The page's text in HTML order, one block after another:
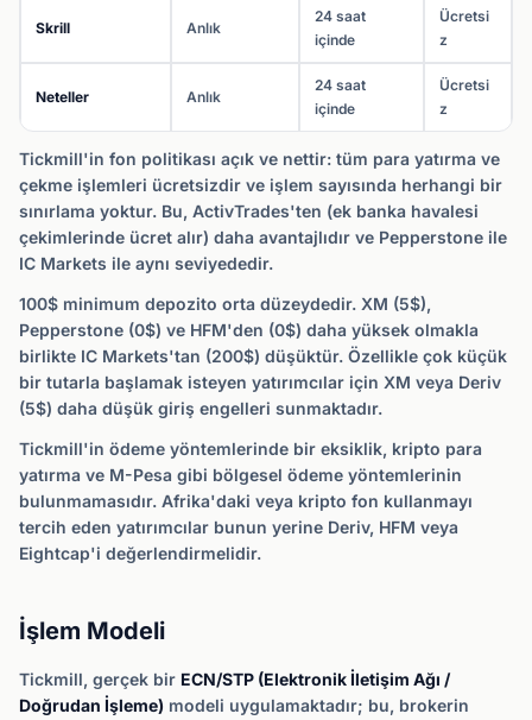
Skrill Anlık
24 saat
içinde
Ücretsi
z
Neteller Anlık
24 saat
içinde
Ücretsi
z
Tickmill'in fon politikası açık ve nettir: tüm para yatırma ve
çekme işlemleri ücretsizdir ve işlem sayısında herhangi bir
sınırlama yoktur. Bu, ActivTrades'ten (ek banka havalesi
çekimlerinde ücret alır) daha avantajlıdır ve Pepperstone ile
IC Markets ile aynı seviyededir.
100$ minimum depozito orta düzeydedir. XM (5$),
Pepperstone (0$) ve HFM'den (0$) daha yüksek olmakla
birlikte IC Markets'tan (200$) düşüktür. Özellikle çok küçük
bir tutarla başlamak isteyen yatırımcılar için XM veya Deriv
(5$) daha düşük giriş engelleri sunmaktadır.
Tickmill'in ödeme yöntemlerinde bir eksiklik, kripto para
yatırma ve M-Pesa gibi bölgesel ödeme yöntemlerinin
bulunmamasıdır. Afrika'daki veya kripto fon kullanmayı
tercih eden yatırımcılar bunun yerine Deriv, HFM veya
Eightcap'i değerlendirmelidir.
İşlem Modeli
Tickmill, gerçek bir ECN/STP (Elektronik İletişim Ağı /
Doğrudan İşleme) modeli uygulamaktadır; bu, brokerin